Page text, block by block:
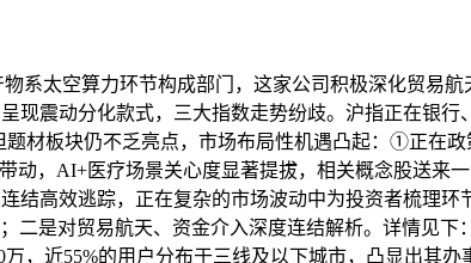
太空算力环节构成部门，这家公司积极深化贸易航
震动分化款式，三大指数走势纷歧。沪指正在银行
材板块仍不乏亮点，市场布局性机遇凸起：①正在
，AI+医疗场景关心度显著提拔，相关概念股送来
高效逃踪，正在复杂的市场波动中为投资者梳理环
是对贸易航天、资金介入深度连结解析。详情见
，近55%的用户分布于三线及以下城市，凸显出其